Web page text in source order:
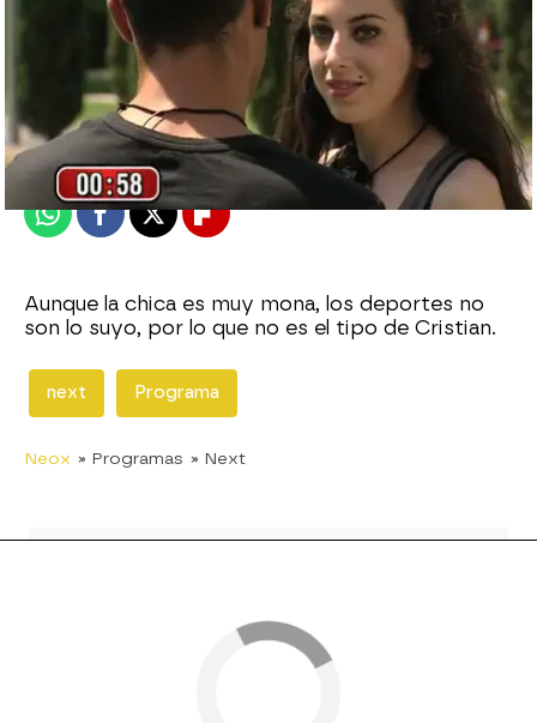
neox
Publicado: 02 de agosto de 2011, 18:28
WhatsappFacebook
X Flipboard
Aunque la chica es muy mona, los deportes no
son lo suyo, por lo que no es el tipo de Cristian.
next Programa
Neox » Programas » Next